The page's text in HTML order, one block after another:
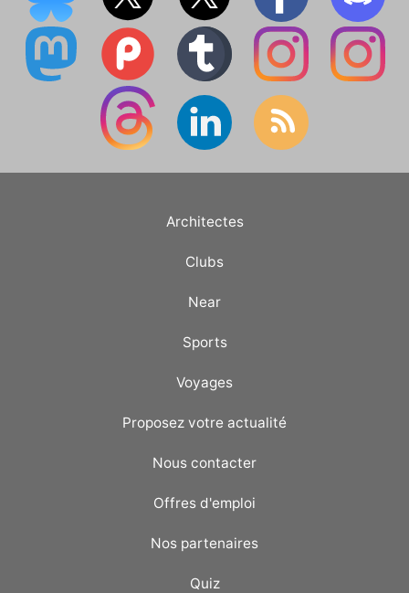
Architectes
Clubs
Near
Sports
Voyages
Proposez votre actualité
Nous contacter
Offres d'emploi
Nos partenaires
Quiz